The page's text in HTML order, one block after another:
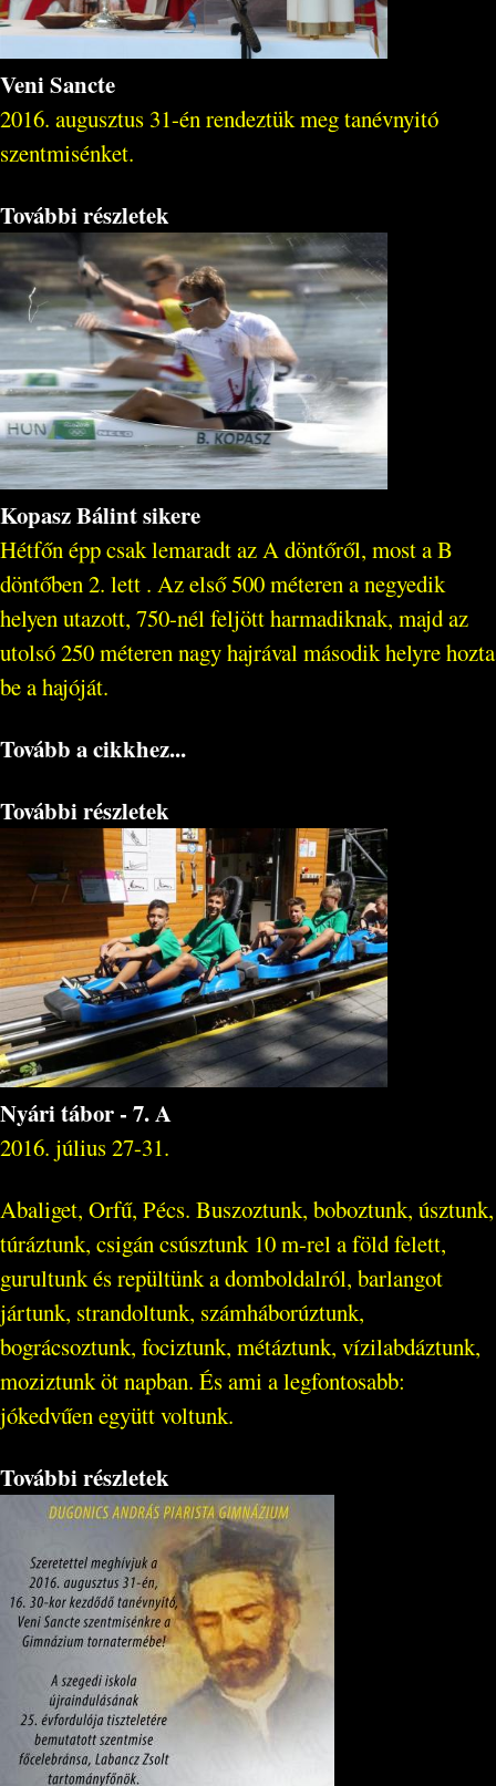
Veni Sancte
2016. augusztus 31-én rendeztük meg tanévnyitó
szentmisénket.
További részletek
Kopasz Bálint sikere
Hétfőn épp csak lemaradt az A döntőről, most a B
döntőben 2. lett . Az első 500 méteren a negyedik
helyen utazott, 750-nél feljött harmadiknak, majd az
utolsó 250 méteren nagy hajrával második helyre hozta
be a hajóját.
Tovább a cikkhez...
További részletek
Nyári tábor - 7. A
2016. július 27-31.
Abaliget, Orfű, Pécs. Buszoztunk, boboztunk, úsztunk,
túráztunk, csigán csúsztunk 10 m-rel a föld felett,
gurultunk és repültünk a domboldalról, barlangot
jártunk, strandoltunk, számháborúztunk,
bográcsoztunk, fociztunk, métáztunk, vízilabdáztunk,
moziztunk öt napban. És ami a legfontosabb:
jókedvűen együtt voltunk.​
További részletek